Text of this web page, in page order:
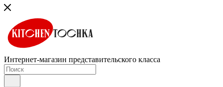
Интернет-магазин представительского класса